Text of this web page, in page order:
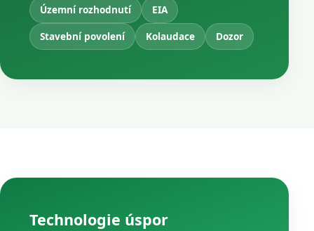
Územní rozhodnutí
EIA
Stavební povolení
Kolaudace Dozor
Technologie úspor